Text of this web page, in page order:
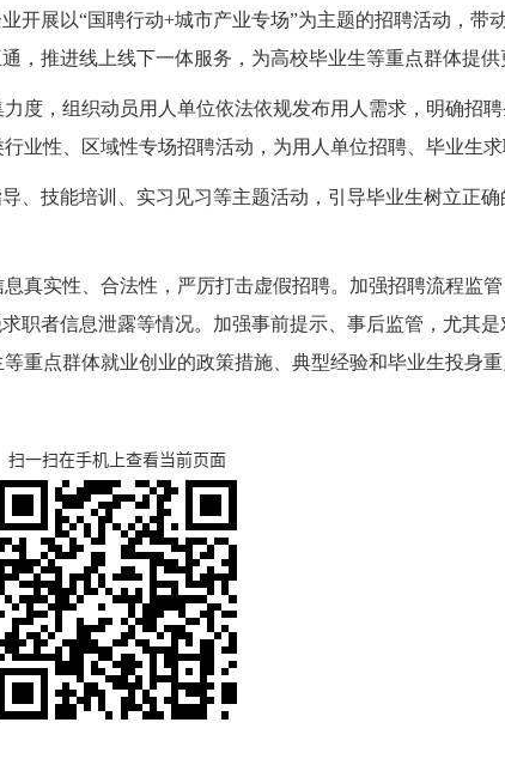
开展以“国聘行动+城市产业专场”为主题的招聘活动，带
，推进线上线下一体服务，为高校毕业生等重点群体提供
度，组织动员用人单位依法依规发布用人需求，明确招
业性、区域性专场招聘活动，为用人单位招聘、毕业生
、技能培训、实习见习等主题活动，引导毕业生树立正
真实性、合法性，严厉打击虚假招聘。加强招聘流程监
职者信息泄露等情况。加强事前提示、事后监管，尤其
重点群体就业创业的政策措施、典型经验和毕业生投身
扫一扫在手机上查看当前页面